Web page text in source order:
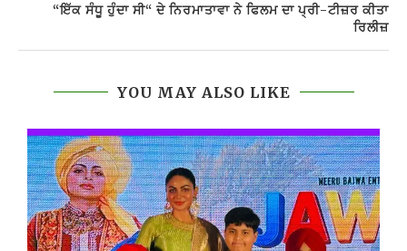
“ਇੱਕ ਸੰਧੂ ਹੁੰਦਾ ਸੀ“ ਦੇ ਨਿਰਮਾਤਾਵਾ ਨੇ ਫਿਲਮ ਦਾ ਪ੍ਰੀ-ਟੀਜ਼ਰ ਕੀਤਾ
ਰਿਲੀਜ਼
YOU MAY ALSO LIKE